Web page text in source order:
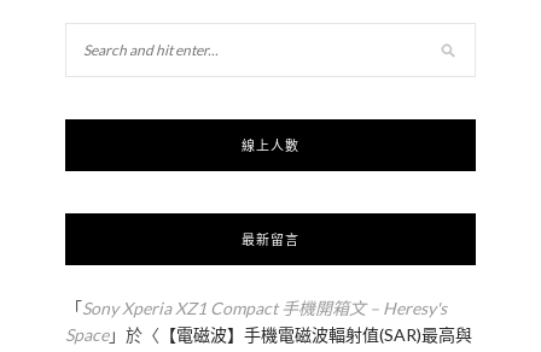
線上人數
最新留言
「Sony Xperia XZ1 Compact 手機開箱文 – Heresy's
Space」於〈 【電磁波】手機電磁波輻射值(SAR)最高與